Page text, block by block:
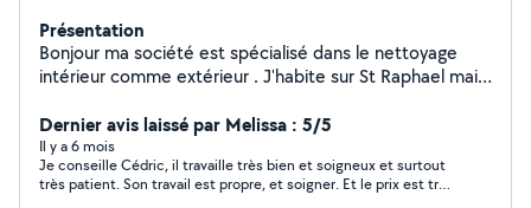
Présentation
Bonjour ma société est spécialisé dans le nettoyage
intérieur comme extérieur . J'habite sur St Raphael mais
équipé d'un nettoyeur haute pression pour rénover vos
façades terrasses toitures . Je fais également du petit
entretien de piscines comme de vos jardins .
débrousaillage ect .
Dernier avis laissé par Melissa : 5/5
Il y a 6 mois
Je conseille Cédric, il travaille très bien et soigneux et surtout
très patient. Son travail est propre, et soigner. Et le prix est très